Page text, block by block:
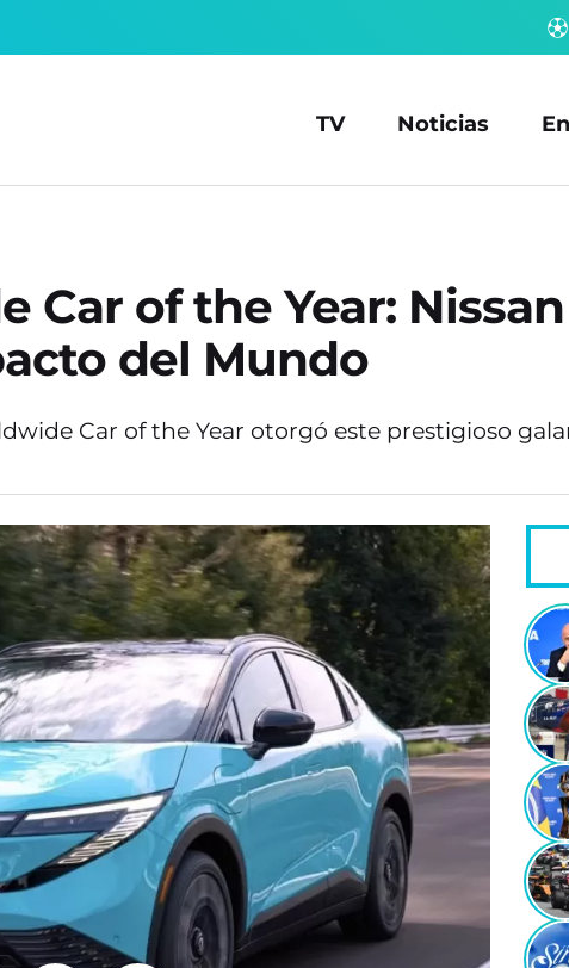
TV Noticias
Car of the Year:
del Mundo
Car of the Year otorgó este prestigioso